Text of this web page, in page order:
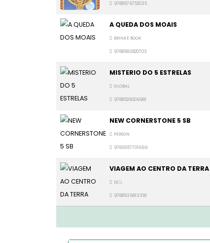
9788576752035
A QUEDA DOS MOAIS
BRINKE BOOK
9788583820703
MISTERIO DO 5 ESTRELAS
GLOBAL
9788526009981
NEW CORNERSTONE 5 SB
PERSON
9786557701669
VIAGEM AO CENTRO DA TERRA
DCL
9788536813318